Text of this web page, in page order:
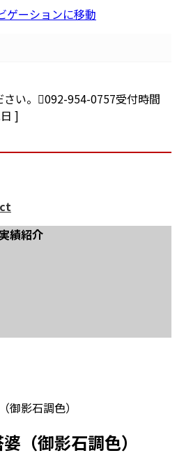
ゲーションに移動
い。 092-954-0757受付時間
]
実績紹介
御影石調色）
（御影石調色）